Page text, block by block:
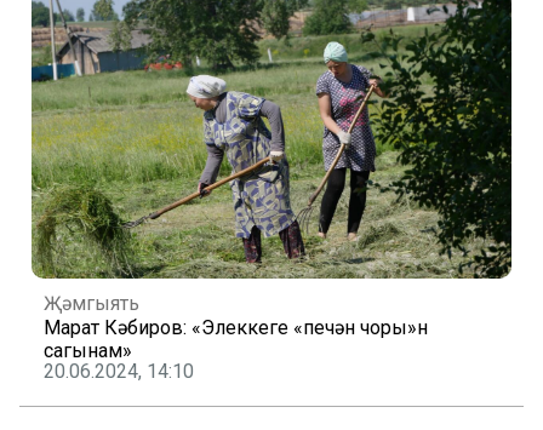
Җәмгыять
Марат Кәбиров: «Элеккеге «печән чоры»н
сагынам»
20.06.2024, 14:10